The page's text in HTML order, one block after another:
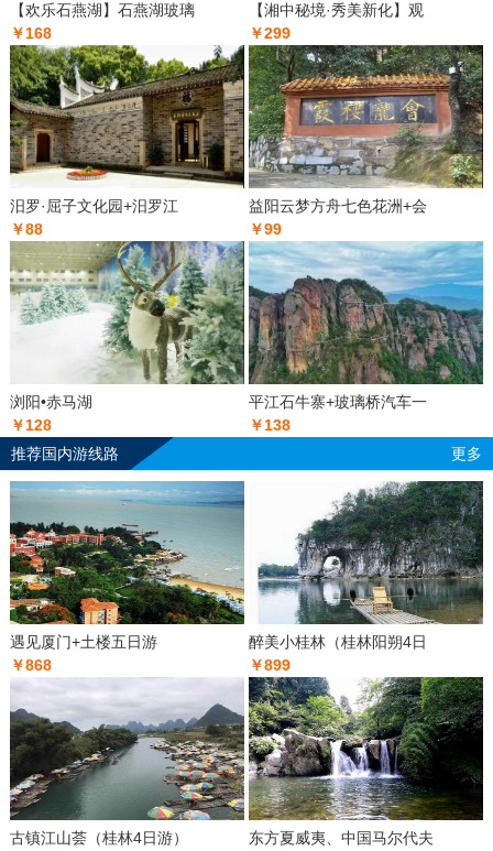
【欢乐石燕湖】石燕湖玻璃
￥168
【湘中秘境·秀美新化】观
￥299
汨罗·屈子文化园+汨罗江
￥88
益阳云梦方舟七色花洲+会
￥99
浏阳•赤马湖
￥128
平江石牛寨+玻璃桥汽车一
￥138
推荐国内游线路
更多
遇见厦门+土楼五日游
￥868
醉美小桂林（桂林阳朔4日
￥899
古镇江山荟（桂林4日游）
东方夏威夷、中国马尔代夫